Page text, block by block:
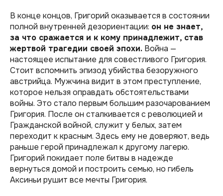
В конце концов, Григорий оказывается в состоянии
полной внутренней дезориентации: он не знает,
за что сражается и к кому принадлежит, став
жертвой трагедии своей эпохи. Война —
настоящее испытание для совестливого Григория.
Стоит вспомнить эпизод убийства безоружного
австрийца. Мужчина видит в этом преступление,
которое нельзя оправдать обстоятельствами
войны. Это стало первым большим разочарованием
Григория. После он сталкивается с революцией и
Гражданской войной, служит у белых, затем
переходит к красным. Здесь ему не доверяют, ведь
раньше герой принадлежал к другому лагерю.
Григорий покидает поле битвы в надежде
вернуться домой и построить семью, но гибель
Аксиньи рушит все мечты Григория.